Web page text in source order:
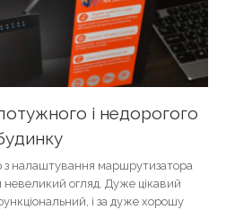
і недорогого
з налаштування маршрутизатора
огляд. Дуже цікавий
і за дуже хорошу